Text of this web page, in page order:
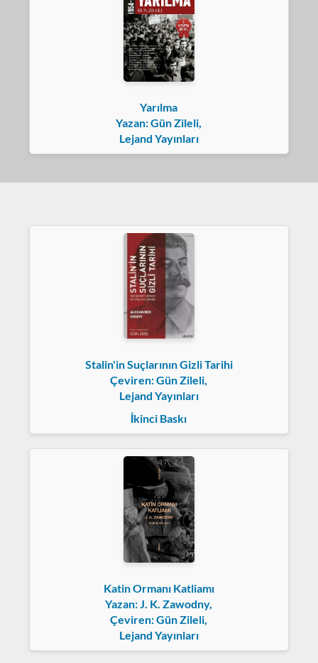
Yarılma
Yazan: Gün Zileli,
Lejand Yayınları
Stalin'in Suçlarının Gizli Tarihi
Çeviren: Gün Zileli,
Lejand Yayınları
İkinci Baskı
Katin Ormanı Katliamı
Yazan: J. K. Zawodny,
Çeviren: Gün Zileli,
Lejand Yayınları